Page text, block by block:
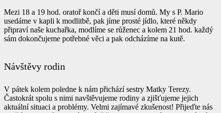
Mezi 18 a 19 hod. oratoř končí a děti musí domů. My s P. Mario
usedáme v kapli k modlitbě, pak jíme prosté jídlo, které někdy
připraví naše kuchařka, modlíme se růženec a kolem 21 hod. každý
sám dokončujeme potřebné věci a pak odcházíme na kutě.
Návštěvy rodin
V pátek kolem poledne k nám přichází sestry Matky Terezy.
Častokrát spolu s nimi navštěvujeme rodiny a zjišťujeme jejich
aktuální situaci a problémy. Velmi zajímavé zkušenost! Přijeďte nás